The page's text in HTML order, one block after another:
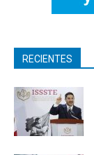
RECIENTES